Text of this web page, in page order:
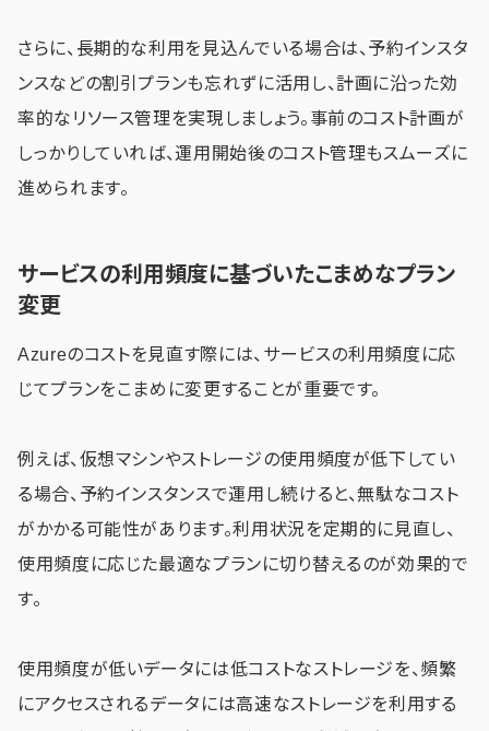
さらに、長期的な利用を見込んでいる場合は、予約インスタ
ンスなどの割引プランも忘れずに活用し、計画に沿った効
率的なリソース管理を実現しましょう。事前のコスト計画が
しっかりしていれば、運用開始後のコスト管理もスムーズに
進められます。
サービスの利用頻度に基づいたこまめなプラン
変更
Azureのコストを見直す際には、サービスの利用頻度に応
じてプランをこまめに変更することが重要です。
例えば、仮想マシンやストレージの使用頻度が低下してい
る場合、予約インスタンスで運用し続けると、無駄なコスト
がかかる可能性があります。利用状況を定期的に見直し、
使用頻度に応じた最適なプランに切り替えるのが効果的で
す。
使用頻度が低いデータには低コストなストレージを、頻繁
にアクセスされるデータには高速なストレージを利用する